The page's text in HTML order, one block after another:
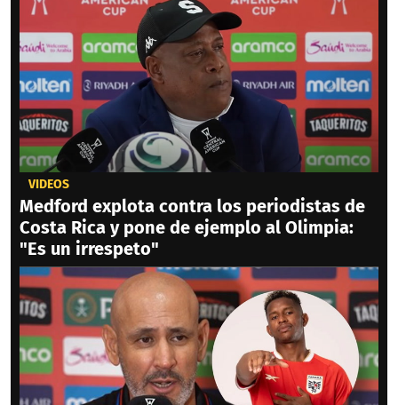
VIDEOS
Medford explota contra los periodistas de
Costa Rica y pone de ejemplo al Olimpia:
"Es un irrespeto"